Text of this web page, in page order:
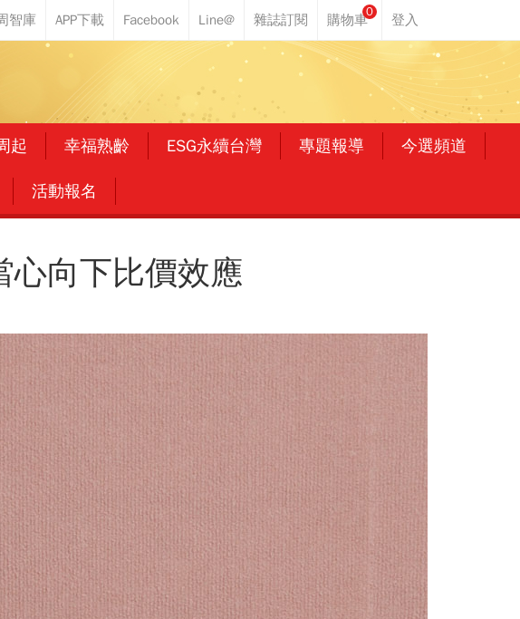
0
起 幸福熟齡 ESG永續台灣 專題報導 今選頻道
活動報名
心向下比價效應